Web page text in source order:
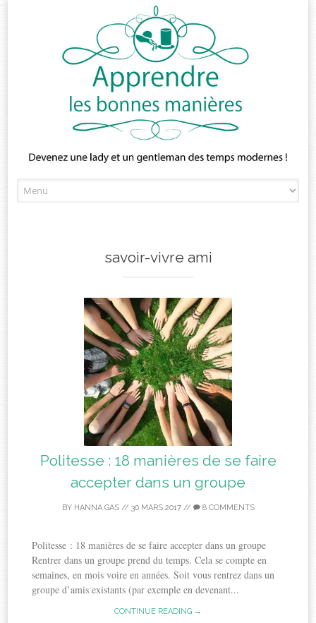
to
savoir-vivre ami
Politesse : 18 manières de se faire
accepter dans un groupe
BY HANNA GAS// 30 MARS 2017// 8 COMMENTS
Politesse : 18 manières de se faire accepter dans un groupe
Rentrer dans un groupe prend du temps. Cela se compte en
semaines, en mois voire en années. Soit vous rentrez dans un
groupe d’amis existants (par exemple en devenant...
CONTINUE READING →